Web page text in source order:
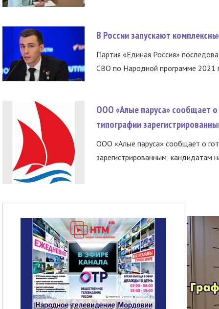
В России запускают
Партия «Единая Россия»
СВО по Народной программе 2021
ООО «Алые паруса» сообщает о
типографии
ООО «Алые паруса» сообщает о
зарегистрированным кандидатам